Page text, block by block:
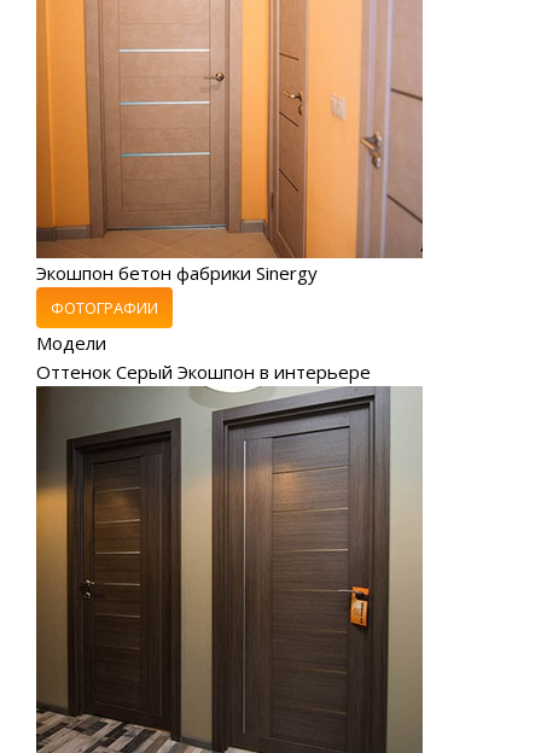
Экошпон бетон фабрики Sinergy
ФОТОГРАФИИ
Модели
Оттенок Серый Экошпон в интерьере